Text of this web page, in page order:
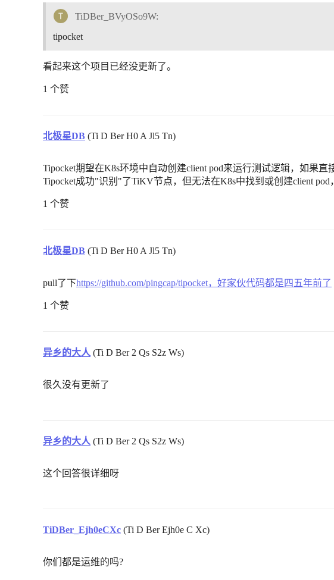
TiDBer_BVyOSo9W:
tipocket
看起来这个项目已经没更新了。
1 个赞
北极星DB (Ti D Ber H0 A Jl5 Tn)
Tipocket期望在K8s环境中自动创建client pod来运行测试逻辑，如果直
Tipocket成功"识别"了TiKV节点，但无法在K8s中找到或创建client pod
1 个赞
北极星DB (Ti D Ber H0 A Jl5 Tn)
pull了下https://github.com/pingcap/tipocket，好家伙代码都是四五年前了
1 个赞
异乡的大人 (Ti D Ber 2 Qs S2z Ws)
很久没有更新了
异乡的大人 (Ti D Ber 2 Qs S2z Ws)
这个回答很详细呀
TiDBer_Ejh0eCXc (Ti D Ber Ejh0e C Xc)
你们都是运维的吗?